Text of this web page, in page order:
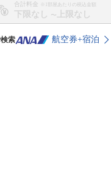
合計料金 ※1部屋あたりの税込金額
〜
索 航空券+宿泊